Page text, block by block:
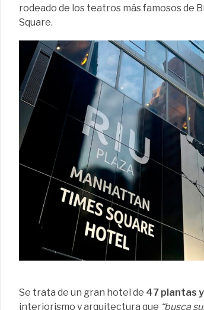
rodeado de los teatros más famosos de
Square.
Se trata de un gran hotel de 47 plantas
interiorismo y arquitectura que “busca